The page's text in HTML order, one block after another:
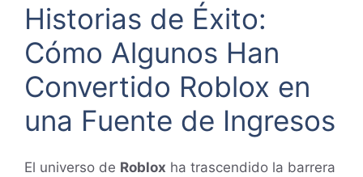
Historias de Éxito:
Cómo Algunos Han
Convertido Roblox en
una Fuente de Ingresos
El universo de Roblox ha trascendido la barrera